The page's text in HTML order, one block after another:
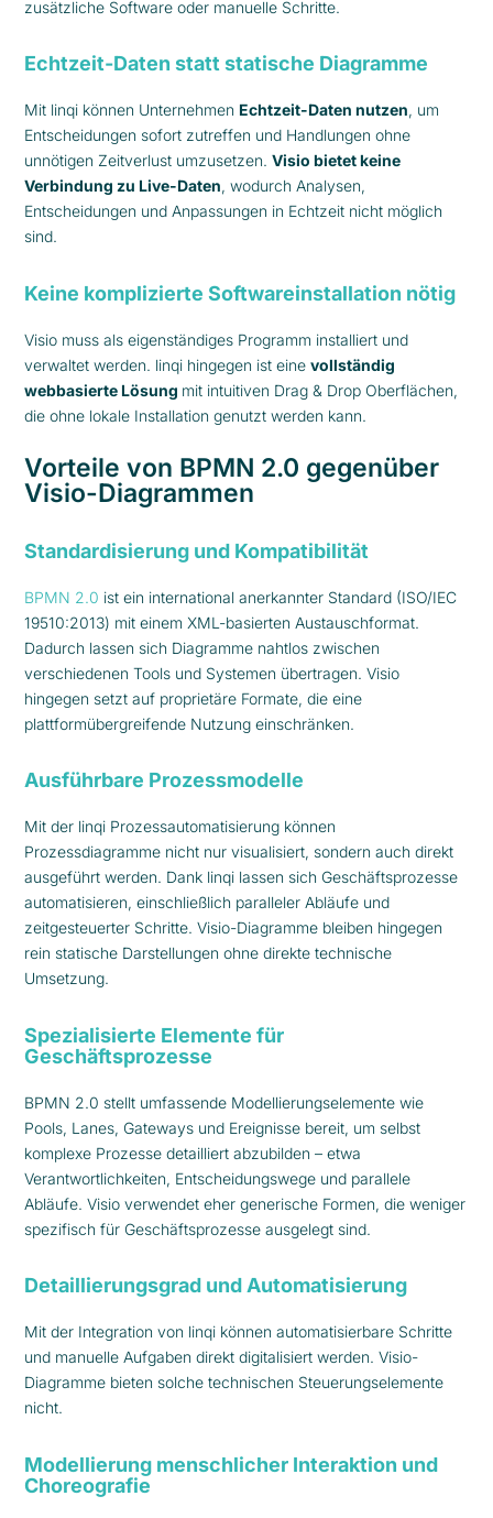
zusätzliche Software oder manuelle Schritte.
Echtzeit-Daten statt statische Diagramme
Mit linqi können Unternehmen Echtzeit-Daten nutzen, um
Entscheidungen sofort zutreffen und Handlungen ohne
unnötigen Zeitverlust umzusetzen.Visio bietet keine
Verbindung zu Live-Daten, wodurch Analysen,
Entscheidungen und Anpassungen in Echtzeit nicht möglich
sind.
Keine komplizierte Softwareinstallation nötig
Visio muss als eigenständiges Programm installiert und
verwaltet werden. linqi hingegen ist einevollständig
webbasierte Lösung mit intuitiven Drag & Drop Oberflächen,
die ohne lokale Installation genutzt werden kann.
Vorteile von BPMN 2.0 gegenüber
Visio-Diagrammen
Standardisierung und Kompatibilität
BPMN 2.0 ist ein international anerkannter Standard (ISO/IEC
19510:2013) mit einem XML-basierten Austauschformat.
Dadurch lassen sich Diagramme nahtlos zwischen
verschiedenen Tools und Systemen übertragen. Visio
hingegen setzt auf proprietäre Formate, die eine
plattformübergreifende Nutzung einschränken.
Ausführbare Prozessmodelle
Mit der linqi Prozessautomatisierung können
Prozessdiagramme nicht nur visualisiert, sondern auch direkt
ausgeführt werden. Dank linqi lassen sich Geschäftsprozesse
automatisieren, einschließlich paralleler Abläufe und
zeitgesteuerter Schritte. Visio-Diagramme bleiben hingegen
rein statische Darstellungen ohne direkte technische
Umsetzung.
Spezialisierte Elemente für
Geschäftsprozesse
BPMN 2.0 stellt umfassende Modellierungselemente wie
Pools, Lanes, Gateways und Ereignisse bereit, um selbst
komplexe Prozesse detailliert abzubilden – etwa
Verantwortlichkeiten, Entscheidungswege und parallele
Abläufe. Visio verwendet eher generische Formen, die weniger
spezifisch für Geschäftsprozesse ausgelegt sind.
Detaillierungsgrad und Automatisierung
Mit der Integration von linqi können automatisierbare Schritte
und manuelle Aufgaben direkt digitalisiert werden. Visio-
Diagramme bieten solche technischen Steuerungselemente
nicht.
Modellierung menschlicher Interaktion und
Choreografie